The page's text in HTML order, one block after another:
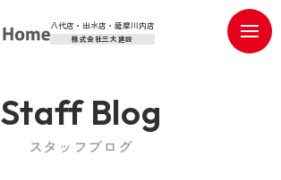
八代店・出水店・薩摩川内店
株式会社三大建設
Staff Blog
スタッフブログ